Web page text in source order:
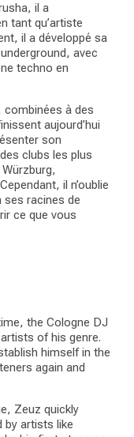
il a
tant qu’artiste
il a développé sa
avec
techno en
à des
aujourd’hui
son
clubs les plus
il n’oublie
ses racines de
ce que vous
the Cologne DJ
of his genre.
himself in the
again and
Zeuz quickly
by artists like